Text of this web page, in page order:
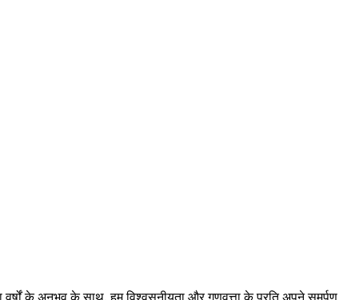
वर्षों के अनुभव के साथ, हम विश्वसनीयता और गुणवत्ता के प्रति अपने समर्पण